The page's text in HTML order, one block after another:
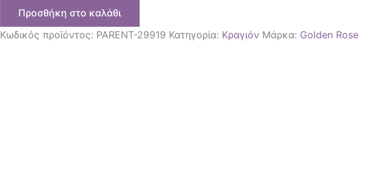
Προσθήκη στο καλάθι
Κωδικός προϊόντος: PARENT-29919 Κατηγορία: Κραγιόν Μάρκα: Golden Rose